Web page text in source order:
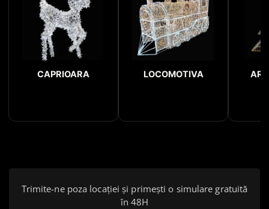
CAPRIOARA LOCOMOTIVA
Trimite-ne poza locației și primești o simulare gratuită
în 48H